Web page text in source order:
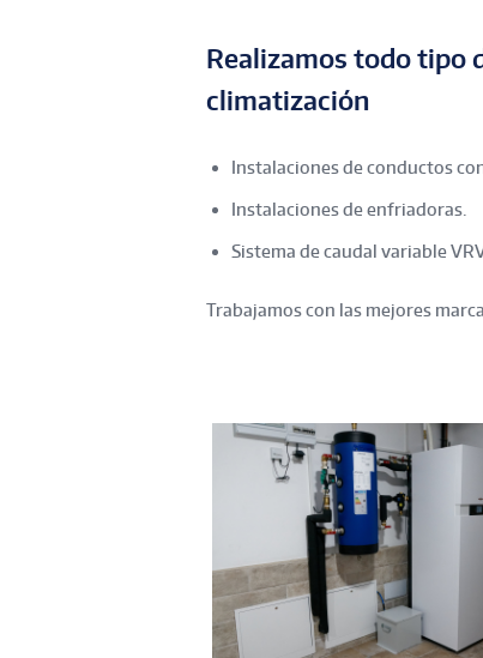
Realizamos todo tipo
climatización
Instalaciones de conductos
Instalaciones de enfriadoras.
Sistema de caudal variable
Trabajamos con las mejores